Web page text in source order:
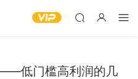
低门槛高利润的几